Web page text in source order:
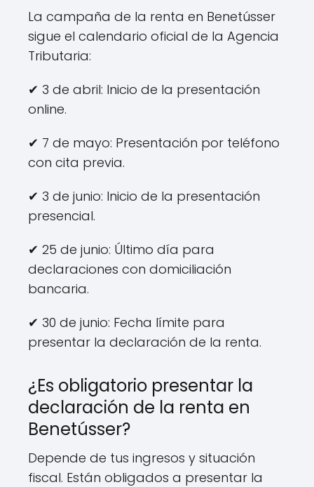
La campaña de la renta en Benetússer
sigue el calendario oficial de la Agencia
Tributaria:
✔ 3 de abril: Inicio de la presentación
online.
✔ 7 de mayo: Presentación por teléfono
con cita previa.
✔ 3 de junio: Inicio de la presentación
presencial.
✔ 25 de junio: Último día para
declaraciones con domiciliación
bancaria.
✔ 30 de junio: Fecha límite para
presentar la declaración de la renta.
¿Es obligatorio presentar la
declaración de la renta en
Benetússer?
Depende de tus ingresos y situación
fiscal. Están obligados a presentar la